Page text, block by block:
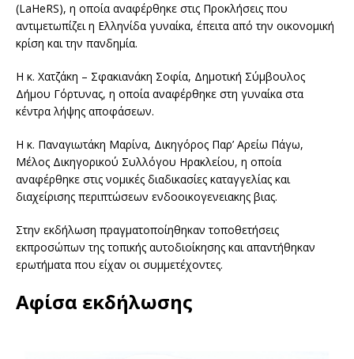
(LaHeRS), η οποία αναφέρθηκε στις Προκλήσεις που
αντιμετωπίζει η Ελληνίδα γυναίκα, έπειτα από την οικονομική
κρίση και την πανδημία.
Η κ. Χατζάκη – Σφακιανάκη Σοφία, Δημοτική Σύμβουλος
Δήμου Γόρτυνας, η οποία αναφέρθηκε στη γυναίκα στα
κέντρα λήψης αποφάσεων.
Η κ. Παναγιωτάκη Μαρίνα, Δικηγόρος Παρ’ Αρείω Πάγω,
Μέλος Δικηγορικού Συλλόγου Ηρακλείου, η οποία
αναφέρθηκε στις νομικές διαδικασίες καταγγελίας και
διαχείρισης περιπτώσεων ενδοοικογενειακης βιας.
Στην εκδήλωση πραγματοποίηθηκαν τοποθετήσεις
εκπροσώπων της τοπικής αυτοδιοίκησης και απαντήθηκαν
ερωτήματα που είχαν οι συμμετέχοντες.
Αφίσα εκδήλωσης